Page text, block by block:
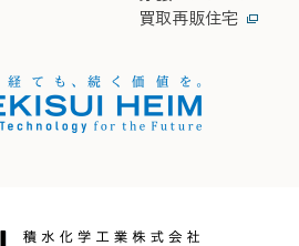
買取再販住宅